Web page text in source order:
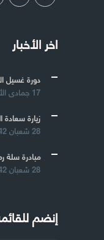
اخر الأخبار
دورة غسيل
17 جمادى الأولى 1443
زيارة سعادة
28 شعبان 1442
مبادرة سلة
28 شعبان 1442
إنضم